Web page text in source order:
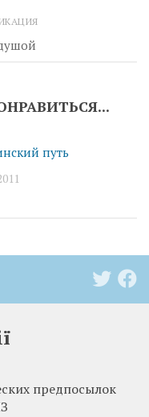
путь
предпосылок